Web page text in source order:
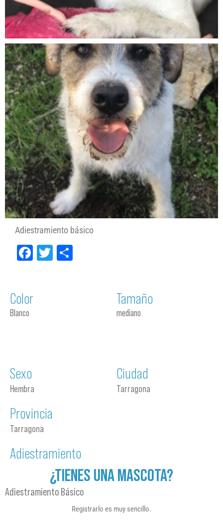
Adiestramiento básico
Facebook
Twitter
Color
Blanco
Tamaño
mediano
Sexo
Hembra
Ciudad
Tarragona
Provincia
Tarragona
Adiestramiento
¿TIENES UNA MASCOTA?
Adiestramiento Básico
Registrarlo es muy sencillo.